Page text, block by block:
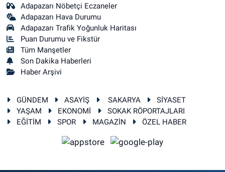
Adapazarı Nöbetçi Eczaneler
Adapazarı Hava Durumu
Adapazarı Trafik Yoğunluk Haritası
Puan Durumu ve Fikstür
Tüm Manşetler
Son Dakika Haberleri
Haber Arşivi
GÜNDEM ASAYİŞ SAKARYA
SİYASET
YAŞAM
EKONOMİ
SOKAK RÖPORTAJLARI
EĞİTİM
SPOR MAGAZİN ÖZEL HABER